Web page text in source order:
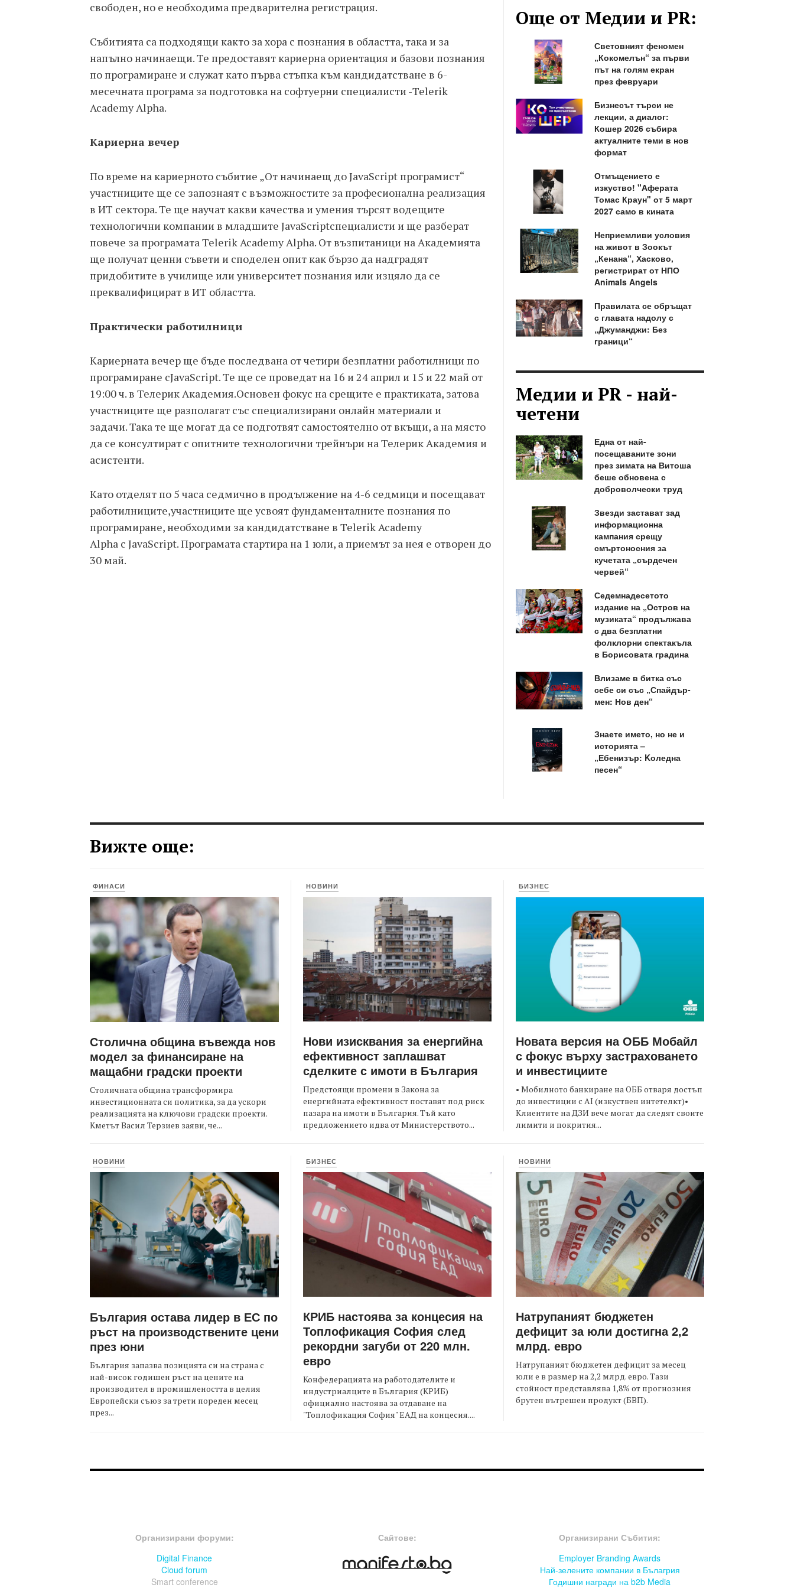
свободен, но е необходима предварителна регистрация.
Събитията са подходящи както за хора с познания в областта, така и за
напълно начинаещи. Те предоставят кариерна ориентация и базови познания
по програмиране и служат като първа стъпка към кандидатстване в 6-
месечната програма за подготовка на софтуерни специалисти -Telerik
Academy Alpha.
Кариерна вечер
По време на кариерното събитие „От начинаещ до JavaScript програмист“
участниците ще се запознаят с възможностите за професионална реализация
в ИТ сектора. Те ще научат какви качества и умения търсят водещите
технологични компании в младшите JavaScriptспециалисти и ще разберат
повече за програмата Telerik Academy Alpha. От възпитаници на Академията
ще получат ценни съвети и споделен опит как бързо да надградят
придобитите в училище или университет познания или изцяло да се
преквалифицират в ИТ областта.
Практически работилници
Кариерната вечер ще бъде последвана от четири безплатни работилници по
програмиране сJavaScript. Те ще се проведат на 16 и 24 април и 15 и 22 май от
19:00 ч. в Телерик Академия.Основен фокус на срещите е практиката, затова
участниците ще разполагат със специализирани онлайн материали и
задачи. Така те ще могат да се подготвят самостоятелно от вкъщи, а на място
да се консултират с опитните технологични трейнъри на Телерик Академия и
асистенти.
Като отделят по 5 часа седмично в продължение на 4-6 седмици и посещават
работилниците,участниците ще усвоят фундаменталните познания по
програмиране, необходими за кандидатстване в Telerik Academy
Alpha с JavaScript. Програмата стартира на 1 юли, а приемът за нея е отворен до
30 май.
Още от Медии и PR:
Световният феномен
„Кокомелън“ за първи
път на голям екран
през февруари
Бизнесът търси не
лекции, а диалог:
Кошер 2026 събира
актуалните теми в нов
формат
Отмъщението е
изкуство! "Аферата
Томас Краун" от 5 март
2027 само в кината
Неприемливи условия
на живот в Зоокът
„Кенана“, Хасково,
регистрират от НПО
Animals Angels
Правилата се обръщат
с главата надолу с
„Джуманджи: Без
граници“
Медии и PR - най-
четени
Една от най-
посещаваните зони
през зимата на Витоша
беше обновена с
доброволчески труд
Звезди застават зад
информационна
кампания срещу
смъртоносния за
кучетата „сърдечен
червей“
Седемнадесетото
издание на „Остров на
музиката“ продължава
с два безплатни
фолклорни спектакъла
в Борисовата градина
Влизаме в битка със
себе си със „Спайдър-
мен: Нов ден“
Знаете името, но не и
историята –
„Ебенизър: Kоледна
песен“
Вижте още:
ФИНАСИ
Столична община въвежда нов
модел за финансиране на
мащабни градски проекти
Столичната община трансформира
инвестиционната си политика, за да ускори
реализацията на ключови градски проекти.
Кметът Васил Терзиев заяви, че...
НОВИНИ
Нови изисквания за енергийна
ефективност заплашват
сделките с имоти в България
Предстоящи промени в Закона за
енергийната ефективност поставят под риск
пазара на имоти в България. Тъй като
предложението идва от Министерството...
БИЗНЕС
Новата версия на ОББ Мобайл
с фокус върху застраховането
и инвестициите
• Мобилното банкиране на ОББ отваря достъп
до инвестиции с AI (изкуствен интетелкт)•
Клиентите на ДЗИ вече могат да следят своите
лимити и покрития...
НОВИНИ
България остава лидер в ЕС по
ръст на производствените цени
през юни
България запазва позицията си на страна с
най-висок годишен ръст на цените на
производител в промишлеността в целия
Европейски съюз за трети пореден месец
през...
БИЗНЕС
КРИБ настоява за концесия на
Топлофикация София след
рекордни загуби от 220 млн.
евро
Конфедерацията на работодателите и
индустриалците в България (КРИБ)
официално настоява за отдаване на
"Топлофикация София" ЕАД на концесия....
НОВИНИ
Натрупаният бюджетен
дефицит за юли достигна 2,2
млрд. евро
Натрупаният бюджетен дефицит за месец
юли е в размер на 2,2 млрд. евро. Тази
стойност представлява 1,8% от прогнозния
брутен вътрешен продукт (БВП).
Организирани форуми:
Digital Finance
Cloud forum
Smart conference
Сайтове:
Организирани Събития:
Employer Branding Awards
Най-зелените компании в Бълагрия
Годишни награди на b2b Media